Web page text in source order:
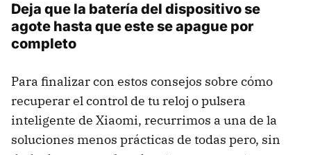
Deja que la batería del dispositivo se
agote hasta que este se apague por
completo
Para finalizar con estos consejos sobre cómo
recuperar el control de tu reloj o pulsera
inteligente de Xiaomi, recurrimos a una de la
soluciones menos prácticas de todas pero, sin